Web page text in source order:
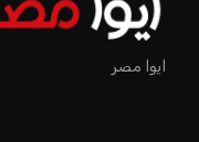
ايوا مصر